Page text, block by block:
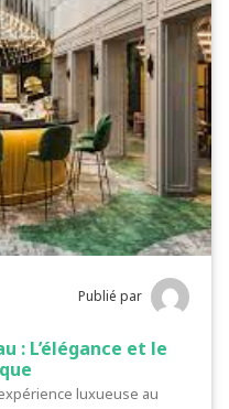
Publié par
: L’élégance et le
luxueuse au